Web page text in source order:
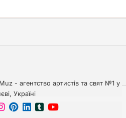
- агентство артистів та свят №1 у
Україні